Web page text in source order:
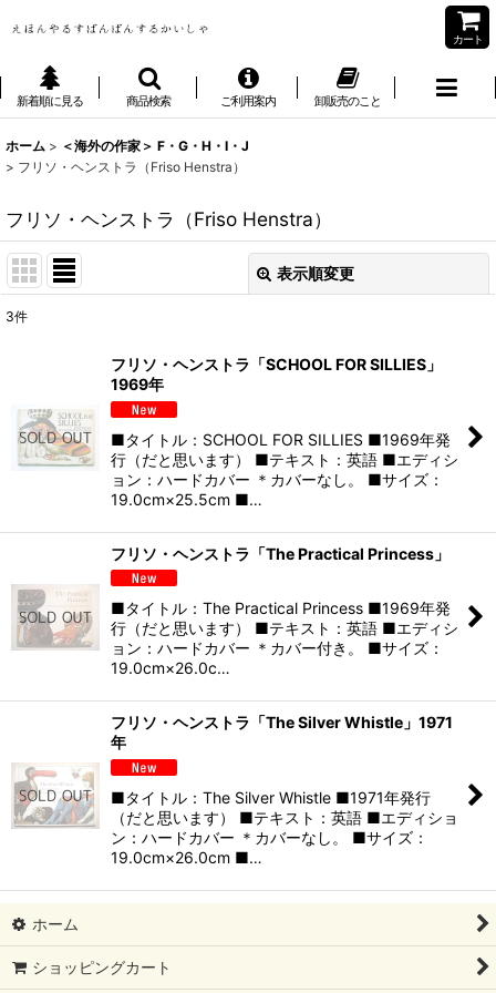
カート
新着順に見る 商品検索 ご利用案内 卸販売のこと
ホーム > ＜海外の作家＞ F・G・H・I・J
> フリソ・ヘンストラ（Friso Henstra）
フリソ・ヘンストラ（Friso Henstra）
表示順変更
絞り込む
3件
フリソ・ヘンストラ「SCHOOL FOR SILLIES」
1969年
■タイトル：SCHOOL FOR SILLIES ■1969年発
行（だと思います） ■テキスト：英語 ■エディシ
ョン：ハードカバー ＊カバーなし。 ■サイズ：
19.0cm×25.5cm ■…
フリソ・ヘンストラ「The Practical Princess」
■タイトル：The Practical Princess ■1969年発
行（だと思います） ■テキスト：英語 ■エディシ
ョン：ハードカバー ＊カバー付き。 ■サイズ：
19.0cm×26.0c…
フリソ・ヘンストラ「The Silver Whistle」1971
年
■タイトル：The Silver Whistle ■1971年発行
（だと思います） ■テキスト：英語 ■エディショ
ン：ハードカバー ＊カバーなし。 ■サイズ：
19.0cm×26.0cm ■…
ホーム
ショッピングカート